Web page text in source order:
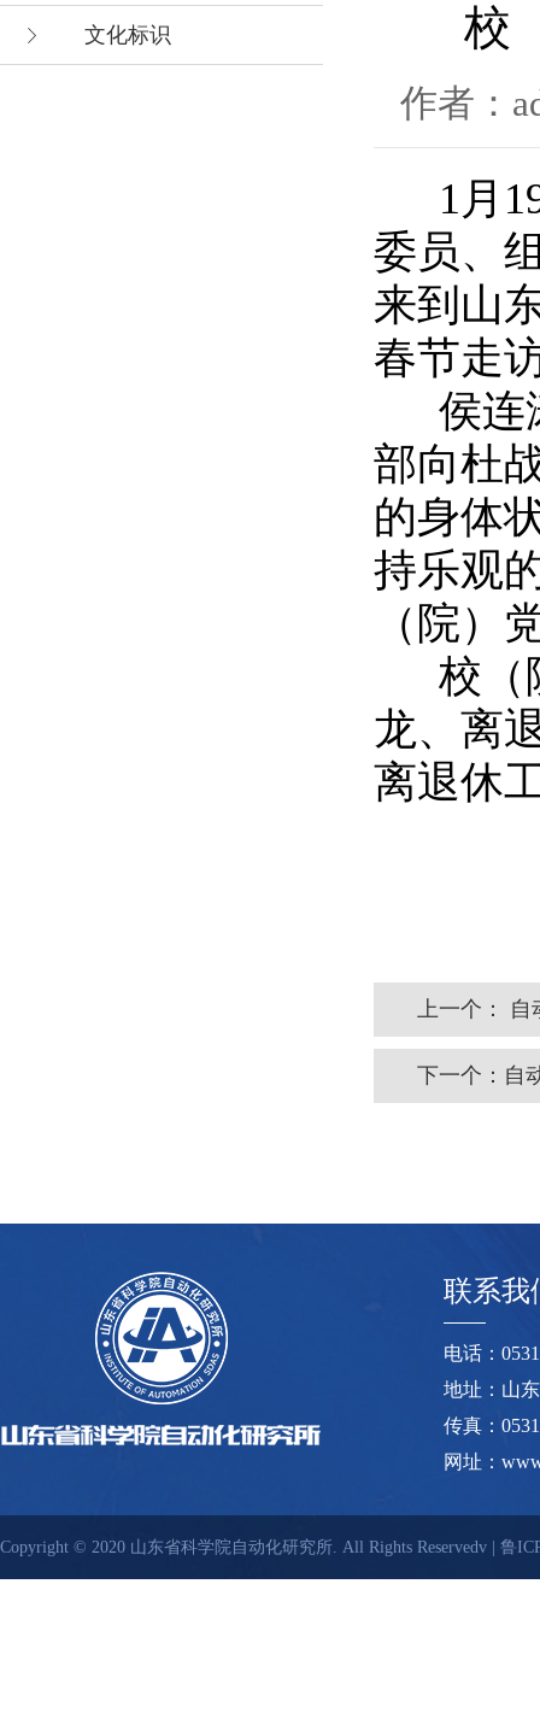
文化标识 校
作者：
1月19
委员、
来到山
春节走
侯连
部向杜
的身体
持乐观
（院）
校（
龙、离
离退休
上一个： 自
下一个： 自
联系我
电话：
地址：山
传真：
网址：
Copyright © 2020 山东省科学院自动化研究所. All Rights Reservedv | 鲁